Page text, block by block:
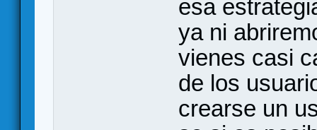
esa
ya ni
vienes casi
de los
crearse un